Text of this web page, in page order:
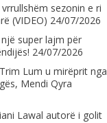
sezonin e ri
(VIDEO) 24/07/2026
super lajm për
24/07/2026
Lum u mirëprit nga
Mendi Qyra
Lawal autorë i golit